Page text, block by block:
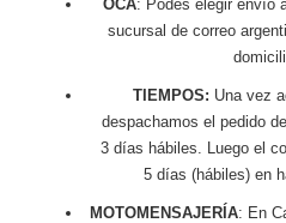
OCA: Podés elegir envío
sucursal de correo
TIEMPOS: Una vez
despachamos el pedido
3 días hábiles. Luego el
5 días (hábiles) en
MOTOMENSAJERÍA: En